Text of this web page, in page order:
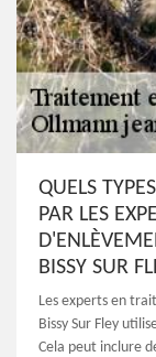
QUELS
PAR LES
BISSY SUR
Les experts en
Bissy Sur Fley
Cela peut inclure